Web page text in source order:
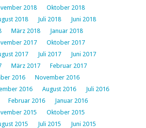
2018
Oktober 2018
2018 Juli 2018
Juni 2018
März 2018
Januar 2018
2017
Oktober 2017
2017 Juli 2017
Juni 2017
März 2017
Februar 2017
2016
November 2016
2016 August 2016
Juli 2016
Februar 2016
Januar 2016
2015
Oktober 2015
2015 Juli 2015
Juni 2015